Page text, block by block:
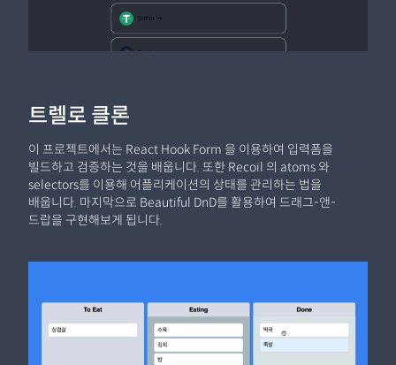
트렐로 클론
이 프로젝트에서는 React Hook Form 을 이용하여 입력폼을
빌드하고 검증하는 것을 배웁니다. 또한 Recoil 의 atoms 와
selectors를 이용해 어플리케이션의 상태를 관리하는 법을
배웁니다. 마지막으로 Beautiful DnD를 활용하여 드래그-앤-
드랍을 구현해보게 됩니다.